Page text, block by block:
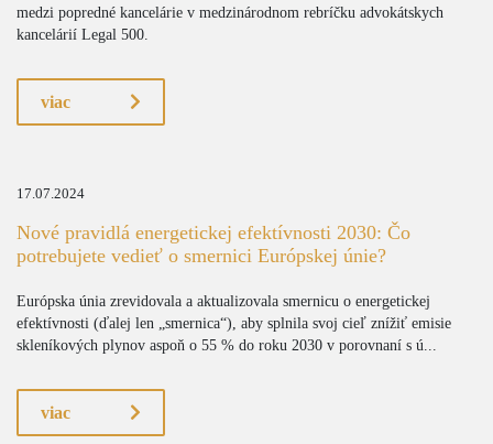
medzi popredné kancelárie v medzinárodnom rebríčku advokátskych
kancelárií Legal 500.
viac
17.07.2024
Nové pravidlá energetickej efektívnosti 2030: Čo
potrebujete vedieť o smernici Európskej únie?
Európska únia zrevidovala a aktualizovala smernicu o energetickej
efektívnosti (ďalej len „smernica“), aby splnila svoj cieľ znížiť emisie
skleníkových plynov aspoň o 55 % do roku 2030 v porovnaní s ú...
viac